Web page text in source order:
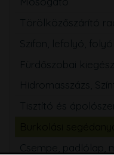
Törölközőszárító
Szifon, lefolyó,
Fürdőszobai
Hidromasszázs,
Tisztító és
Csempe, padlólap,